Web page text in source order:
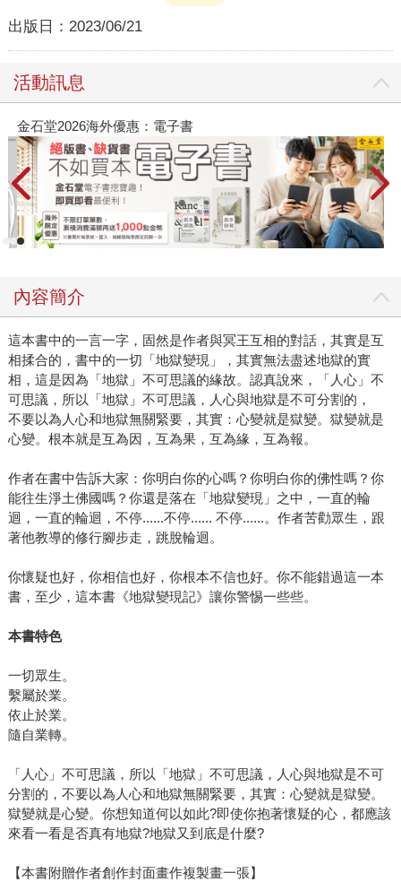
出版日： 2023/06/21
活動訊息
金石堂2026海外優惠：電子書
內容簡介
這本書中的一言一字，固然是作者與冥王互相的對話，其實是互
相揉合的，書中的一切「地獄變現」，其實無法盡述地獄的實
相，這是因為「地獄」不可思議的緣故。認真說來，「人心」不
可思議，所以「地獄」不可思議，人心與地獄是不可分割的，
不要以為人心和地獄無關緊要，其實：心變就是獄變。獄變就是
心變。根本就是互為因，互為果，互為緣，互為報。
作者在書中告訴大家：你明白你的心嗎？你明白你的佛性嗎？你
能往生淨土佛國嗎？你還是落在「地獄變現」之中，一直的輪
迴，一直的輪迴，不停......不停...... 不停......。作者苦勸眾生，跟
著他教導的修行腳步走，跳脫輪迴。
你懷疑也好，你相信也好，你根本不信也好。你不能錯過這一本
書，至少，這本書《地獄變現記》讓你警惕一些些。
本書特色
一切眾生。
繫屬於業。
依止於業。
隨自業轉。
「人心」不可思議，所以「地獄」不可思議，人心與地獄是不可
分割的，不要以為人心和地獄無關緊要，其實：心變就是獄變。
獄變就是心變。你想知道何以如此?即使你抱著懷疑的心，都應該
來看一看是否真有地獄?地獄又到底是什麼?
【本書附贈作者創作封面畫作複製畫一張】